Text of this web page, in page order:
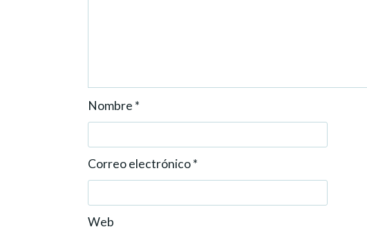
Nombre *
Correo electrónico*
Web